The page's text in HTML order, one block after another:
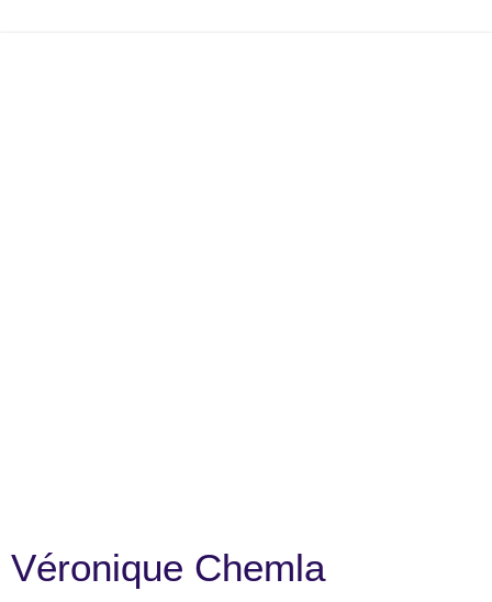
Véronique Chemla